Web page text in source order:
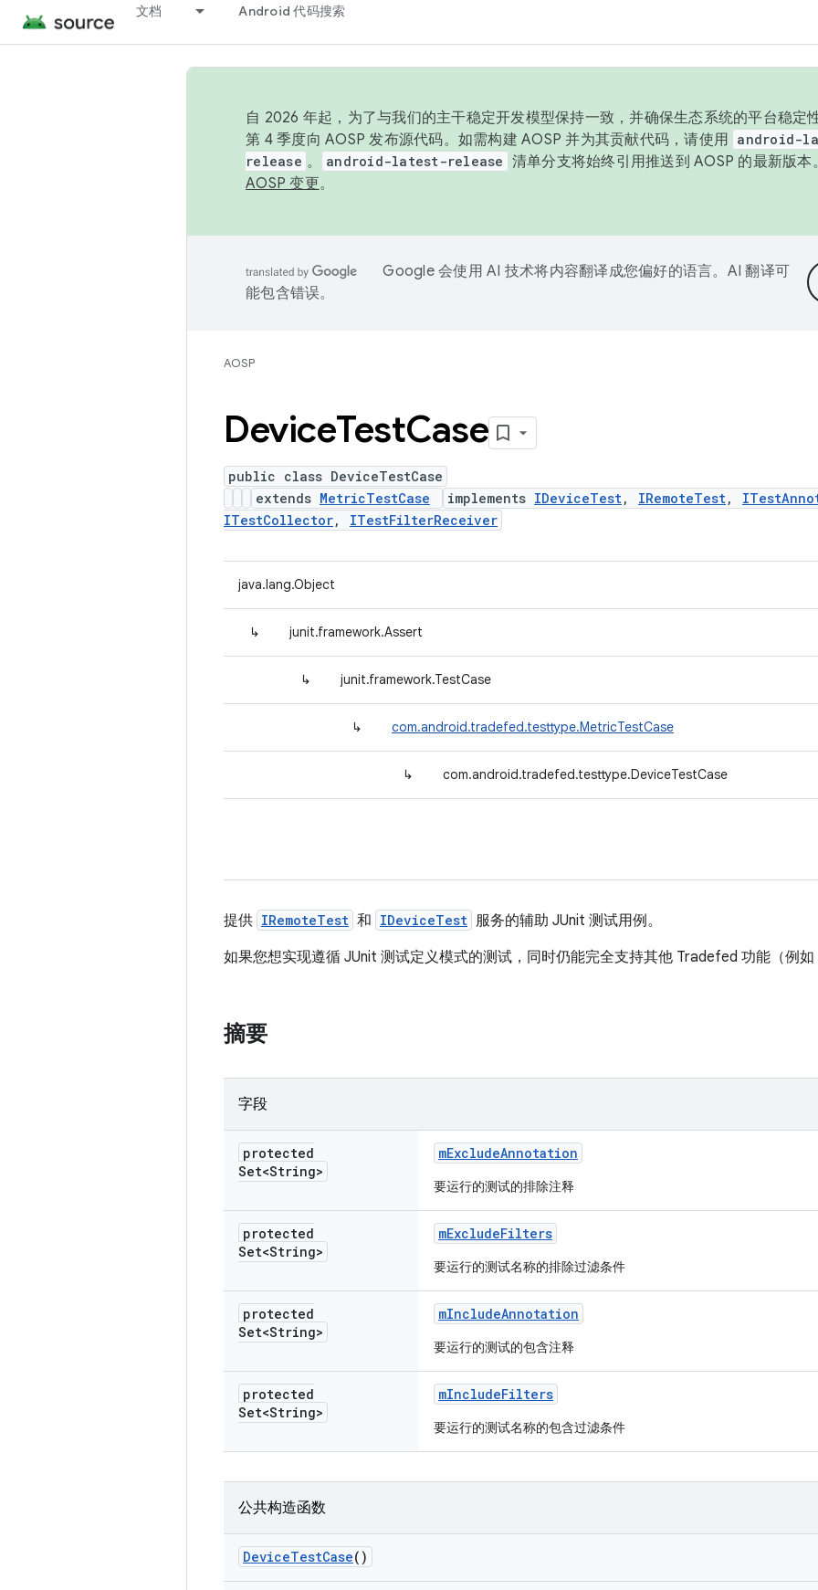
文档 Android 代码搜索
自 2026 年起，为了与我们的主干稳定开发模型保持一致，并确保生态系统的平台稳定
第 4 季度向 AOSP 发布源代码。如需构建 AOSP 并为其贡献代码，请使用 android-
release 。 android-latest-release 清单分支将始终引用推送到 AOSP 的最新版
AOSP 变更。
Google 会使用 AI 技术将内容翻译成您偏好的语言。AI 翻译可
能包含错误。
AOSP
DeviceTestCase
public class DeviceTestCase
extends MetricTestCase implements IDeviceTest, IRemoteTest,
ITestCollector, ITestFilterReceiver
java.lang.Object
↳ junit.framework.Assert
↳ junit.framework.TestCase
↳ com.android.tradefed.testtype.MetricTestCase
↳ com.android.tradefed.testtype.DeviceTestCase
提供 IRemoteTest 和 IDeviceTest 服务的辅助 JUnit 测试用例。
如果您想实现遵循 JUnit 测试定义模式的测试，同时仍能完全支持其他 Tradefed 功能（例如
摘要
字段
protected
Set<String>
mExcludeAnnotation
要运行的测试的排除注释
protected
Set<String>
mExcludeFilters
要运行的测试名称的排除过滤条件
protected
Set<String>
mIncludeAnnotation
要运行的测试的包含注释
protected
Set<String>
mIncludeFilters
要运行的测试名称的包含过滤条件
公共构造函数
DeviceTestCase()